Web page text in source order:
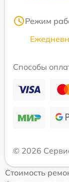
Режим
Способы
© 2026
Стоимость